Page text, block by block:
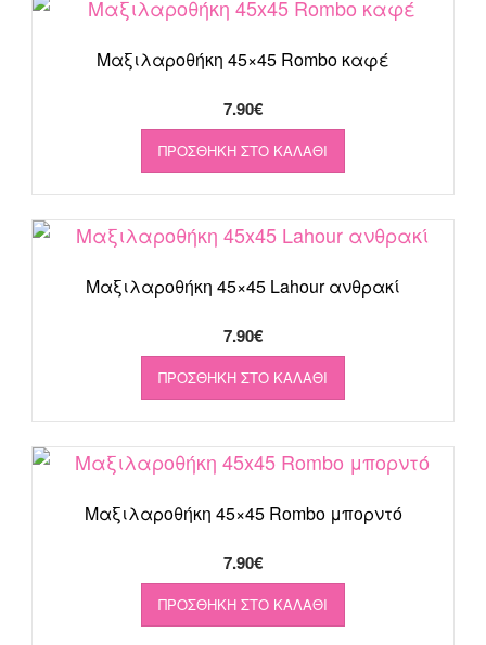
Μαξιλαροθήκη 45×45 Rombo καφέ
7.90€
ΠΡΟΣΘΉΚΗ ΣΤΟ ΚΑΛΆΘΙ
Μαξιλαροθήκη 45×45 Lahour ανθρακί
7.90€
ΠΡΟΣΘΉΚΗ ΣΤΟ ΚΑΛΆΘΙ
Μαξιλαροθήκη 45×45 Rombo μπορντό
7.90€
ΠΡΟΣΘΉΚΗ ΣΤΟ ΚΑΛΆΘΙ